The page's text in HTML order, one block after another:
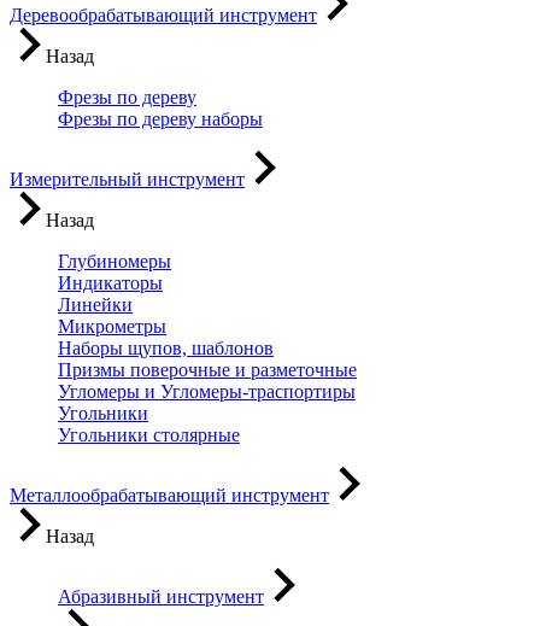
Деревообрабатывающий инструмент
Назад
Фрезы по дереву
Фрезы по дереву наборы
Измерительный инструмент
Назад
Глубиномеры
Индикаторы
Линейки
Микрометры
Наборы щупов, шаблонов
Призмы поверочные и разметочные
Угломеры и Угломеры-траспортиры
Угольники
Угольники столярные
Металлообрабатывающий инструмент
Назад
Абразивный инструмент